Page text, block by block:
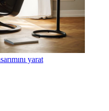
yarat